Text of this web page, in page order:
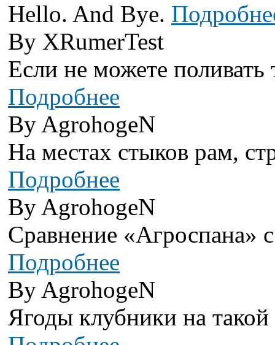
Hello. And Bye.
By XRumerTest
Если не можете
Подробнее
By AgrohogeN
На местах стыков рам,
Подробнее
By AgrohogeN
Сравнение «Агроспана»
Подробнее
By AgrohogeN
Ягоды клубники на такой